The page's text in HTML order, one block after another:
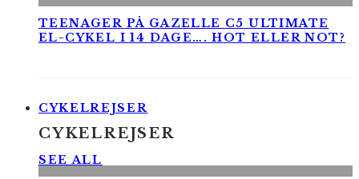
TEENAGER PÅ GAZELLE C5 ULTIMATE
EL-CYKEL I 14 DAGE…. HOT ELLER NOT?
CYKELREJSER
CYKELREJSER
SEE ALL